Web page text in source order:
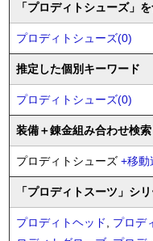
「プロディトシューズ」
プロディトシューズ(0)
推定した個別キーワード
プロディトシューズ(0)
装備＋錬金組み合わせ検索
プロディトシューズ +移動
「プロディトスーツ」シ
プロディトヘッド, プロデ